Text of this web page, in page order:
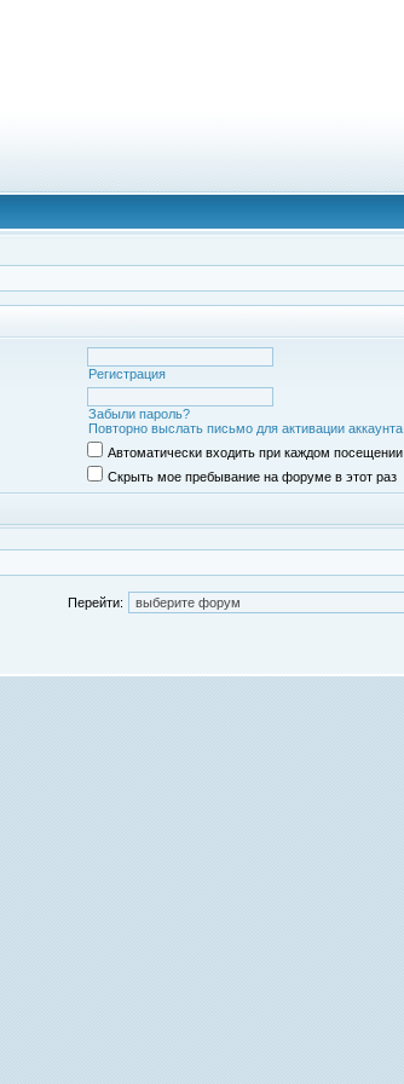
Регистрация
Забыли пароль?
Повторно выслать письмо для активации аккаунта
Автоматически входить при каждом посещении
Скрыть мое пребывание на форуме в этот раз
Перейти: